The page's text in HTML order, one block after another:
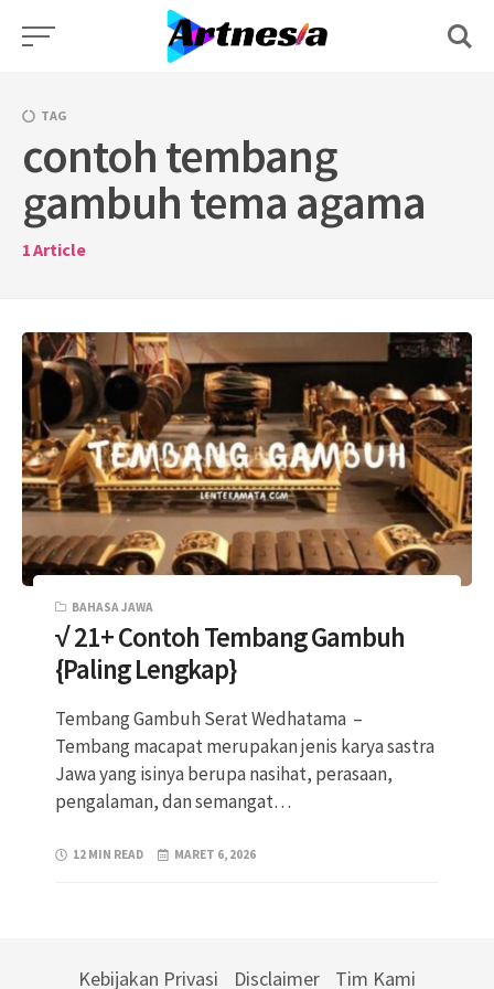
TAG
contoh tembang
gambuh tema agama
1Article
BAHASA JAWA
√ 21+ Contoh Tembang Gambuh
{Paling Lengkap}
Tembang Gambuh Serat Wedhatama –
Tembang macapat merupakan jenis karya sastra
Jawa yang isinya berupa nasihat, perasaan,
pengalaman, dan semangat…
12 MIN READ MARET 6, 2026
Kebijakan Privasi Disclaimer Tim Kami